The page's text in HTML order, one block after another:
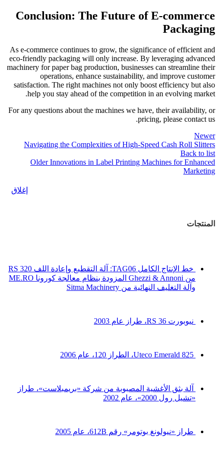
Conclusion: The Future of E-commerce
Packaging
As e-commerce continues to grow, the significance of efficient and
eco-friendly packaging will only increase. By leveraging advanced
machinery for paper bag production, businesses can streamline their
operations, enhance sustainability, and improve customer
satisfaction. The right machines not only boost efficiency but also
help you stay ahead of the competition in an evolving market.
For any questions about the machines we have, their availability, or
pricing, please contact us.
Newer
Navigating the Complexities of High-Speed Cash Roll Slitters
Back to list
Older Innovations in Label Printing Machines for Enhanced
Marketing
إغلاق
المنتجات
خط الإنتاج الكامل TAG06: آلة التقطيع وإعادة اللف RS 320
من Ghezzi & Annoni المزودة بنظام معالجة كورونا ME.RO
وآلة التغليف النهائية من Sitma Machinery
نيوبورت 36 RS، طراز عام 2003
Uteco Emerald 825، الطراز 120، عام 2006
آلة بثق الأغشية المصبوبة من شركة «بريمبلاست»، طراز
«تشيل رول 2000»، عام 2002
طراز «نيولونغ بوتومر» رقم 612B، عام 2005